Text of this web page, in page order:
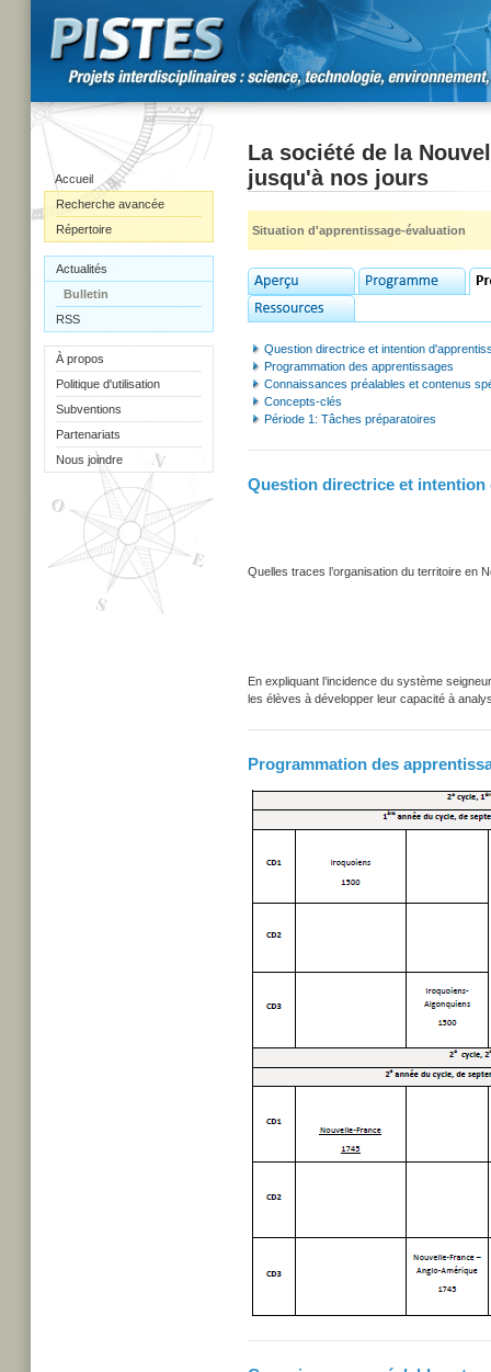
Accueil
Recherche avancée
Répertoire
Actualités
Bulletin
RSS
À propos
Politique d'utilisation
Subventions
Partenariats
Nous joindre
La société de la
jusqu'à nos jours
Situation d'apprentissage-évaluation
Question directrice et intention
Programmation des apprentissages
Connaissances préalables et contenus
Concepts-clés
Période 1: Tâches préparatoires
Question directrice et intention
Quelles traces l’organisation du territoire en
En expliquant l’incidence du système
les élèves à développer leur capacité à
Programmation des